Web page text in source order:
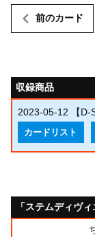
前のカード
収録商品
2023-05-12 【
カードリスト
「ステムディヴ